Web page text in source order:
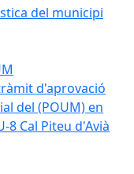
del municipi
d'aprovació
del (POUM) en
8 Cal Piteu d'Avià